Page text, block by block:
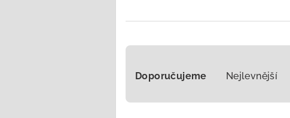
a
z
Doporučujeme Nejlevnější